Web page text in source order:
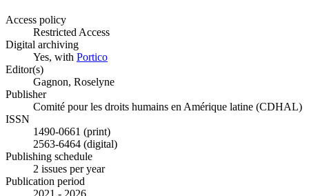
Access policy
Restricted Access
Digital archiving
Yes, with Portico
Editor(s)
Gagnon, Roselyne
Publisher
Comité pour les droits humains en Amérique latine (CDHAL)
ISSN
1490-0661 (print)
2563-6464 (digital)
Publishing schedule
2 issues per year
Publication period
2021 - 2026